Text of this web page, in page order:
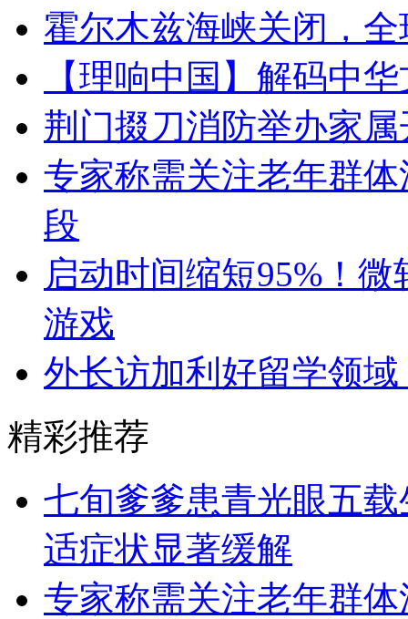
霍尔木兹海峡关闭，
【理响中国】解码中
荆门掇刀消防举办家
专家称需关注老年群
段
启动时间缩短95%！
游戏
外长访加利好留学领
精彩推荐
七旬爹爹患青光眼五
适症状显著缓解
专家称需关注老年群